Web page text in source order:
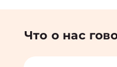
Что о нас